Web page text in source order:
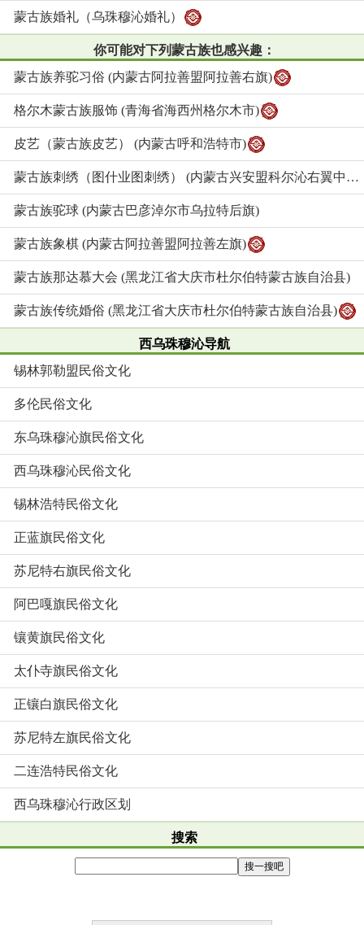
蒙古族婚礼（乌珠穆沁婚礼）
你可能对下列蒙古族也感兴趣：
蒙古族养驼习俗 (内蒙古阿拉善盟阿拉善右旗)
格尔木蒙古族服饰 (青海省海西州格尔木市)
皮艺（蒙古族皮艺） (内蒙古呼和浩特市)
蒙古族刺绣（图什业图刺绣） (内蒙古兴安盟科尔沁右翼中旗)
蒙古族驼球 (内蒙古巴彦淖尔市乌拉特后旗)
蒙古族象棋 (内蒙古阿拉善盟阿拉善左旗)
蒙古族那达慕大会 (黑龙江省大庆市杜尔伯特蒙古族自治县)
蒙古族传统婚俗 (黑龙江省大庆市杜尔伯特蒙古族自治县)
西乌珠穆沁导航
锡林郭勒盟民俗文化
多伦民俗文化
东乌珠穆沁旗民俗文化
西乌珠穆沁民俗文化
锡林浩特民俗文化
正蓝旗民俗文化
苏尼特右旗民俗文化
阿巴嘎旗民俗文化
镶黄旗民俗文化
太仆寺旗民俗文化
正镶白旗民俗文化
苏尼特左旗民俗文化
二连浩特民俗文化
西乌珠穆沁行政区划
搜索